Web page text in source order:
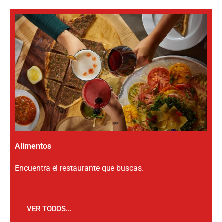
Alimentos
Encuentra el restaurante que buscas.
VER TODOS...